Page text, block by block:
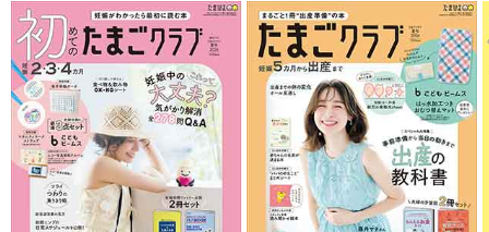
・次女の七五三…和装1着・洋装１着
・長女の成人式…和装１着
・和装の長女と次女＋制服姿の長男
を撮るため、なかなか忙しい！
まず次女の洋装を準備し、その間に長女はヘアスタイルを選び、
次女が洋装の撮影をしている間に長女の着付けをスタートし、次
女も和装に着替え、それぞれ順番に撮影をすることになりまし
た。